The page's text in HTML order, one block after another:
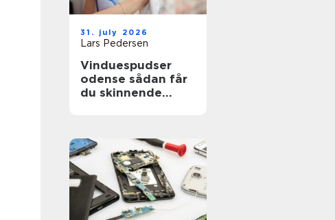
31. july 2026
Lars Pedersen
Vinduespudser
odense sådan får
du skinnende